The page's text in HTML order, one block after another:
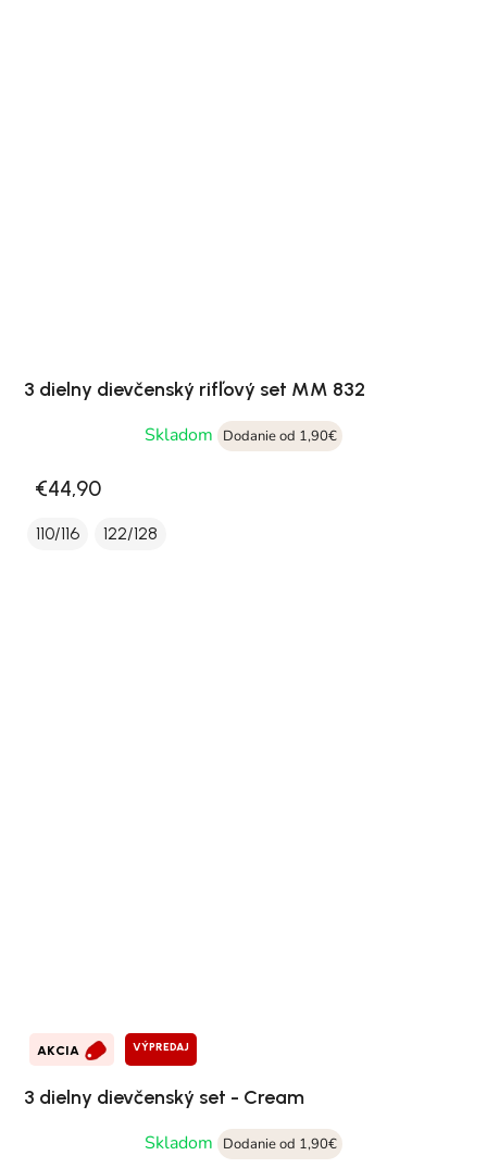
3 dielny dievčenský rifľový set MM 832
Skladom
Dodanie od 1,90€
€44,90
110/116 122/128
AKCIA VÝPREDAJ
3 dielny dievčenský set - Cream
Skladom
Dodanie od 1,90€